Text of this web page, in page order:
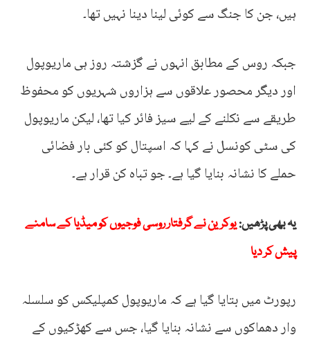
ہیں، جن کا جنگ سے کوئی لینا دینا نہیں تھا۔
جبکہ روس کے مطابق انہوں نے گزشتہ روز ہی ماریوپول
اور دیگر محصور علاقوں سے ہزاروں شہریوں کو محفوظ
طریقے سے نکلنے کے لیے سیز فائر کیا تھا، لیکن ماریوپول
کی سٹی کونسل نے کہا کہ اسپتال کو کئی بار فضائی
حملے کا نشانہ بنایا گیا ہے۔ جو تباہ کن قرار ہے۔
یہ بھی پڑھیں:یوکرین نے گرفتار روسی فوجیوں کو میڈیا کے سامنے
پیش کر دیا
رپورٹ میں بتایا گیا ہے کہ ماریوپول کمپلیکس کو سلسلہ
وار دھماکوں سے نشانہ بنایا گیا، جس سے کھڑکیوں کے